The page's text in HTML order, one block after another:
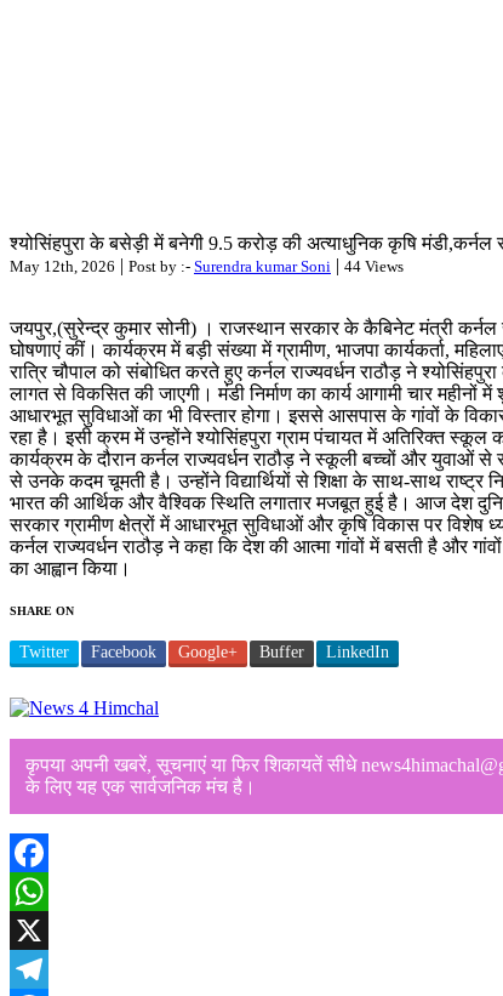
श्योसिंहपुरा के बसेड़ी में बनेगी 9.5 करोड़ की अत्याधुनिक कृषि मंडी,कर्नल
May 12th, 2026 | Post by :- Surendra kumar Soni | 44 Views
जयपुर,(सुरेन्द्र कुमार सोनी) । राजस्थान सरकार के कैबिनेट मंत्री कर्नल
घोषणाएं कीं। कार्यक्रम में बड़ी संख्या में ग्रामीण, भाजपा कार्यकर्ता,
रात्रि चौपाल को संबोधित करते हुए कर्नल राज्यवर्धन राठौड़ ने
लागत से विकसित की जाएगी। मंडी निर्माण का कार्य आगामी चार
आधारभूत सुविधाओं का भी विस्तार होगा। इससे आसपास के गांवों के विकास
रहा है। इसी क्रम में उन्होंने श्योसिंहपुरा ग्राम पंचायत में अतिरिक्त स्कूल
कार्यक्रम के दौरान कर्नल राज्यवर्धन राठौड़ ने स्कूली बच्चों और
से उनके कदम चूमती है। उन्होंने विद्यार्थियों से शिक्षा के साथ-साथ
भारत की आर्थिक और वैश्विक स्थिति लगातार मजबूत हुई है। आज देश
सरकार ग्रामीण क्षेत्रों में आधारभूत सुविधाओं और कृषि विकास पर विशेष
कर्नल राज्यवर्धन राठौड़ ने कहा कि देश की आत्मा गांवों में बसती है और
का आह्वान किया।
SHARE ON
Twitter Facebook Google+ Buffer LinkedIn
कृपया अपनी खबरें, सूचनाएं या फिर शिकायतें सीधे
के लिए यह एक सार्वजनिक मंच है।
Facebook
WhatsApp
X